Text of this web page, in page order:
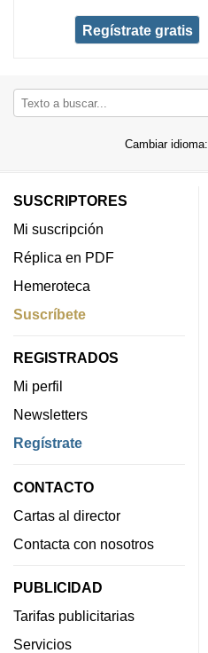
Regístrate gratis
Cambiar idioma:
SUSCRIPTORES
Mi suscripción
Réplica en PDF
Hemeroteca
Suscríbete
REGISTRADOS
Mi perfil
Newsletters
Regístrate
CONTACTO
Cartas al director
Contacta con nosotros
PUBLICIDAD
Tarifas publicitarias
Servicios